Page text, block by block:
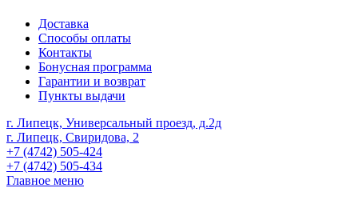
Доставка
Способы оплаты
Контакты
Бонусная программа
Гарантии и возврат
Пункты выдачи
г. Липецк, Универсальный проезд, д.2д
г. Липецк, Свиридова, 2
+7 (4742) 505-424
+7 (4742) 505-434
Главное меню